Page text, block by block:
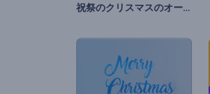
祝祭のクリスマスのオープニング動画